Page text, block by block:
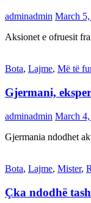
adminadmin March
Aksionet e ofruesit
Bota, Lajme, Më të
Gjermani,
adminadmin March
Gjermania ndodhet
Bota, Lajme, Mister,
Çka ndodhë